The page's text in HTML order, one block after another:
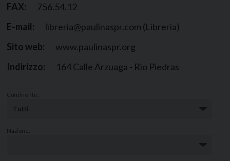
FAX:
756.54.12
E-mail:
libreria@paulinaspr.com (Libreria)
Sito web:
www.paulinaspr.org
Indirizzo:
164 Calle Arzuaga - Rio Piedras
Continente:
Nazione: